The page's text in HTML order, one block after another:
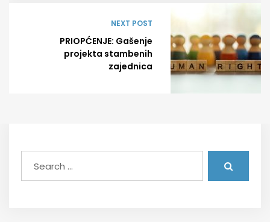
NEXT POST
PRIOPĆENJE: Gašenje
projekta stambenih
zajednica